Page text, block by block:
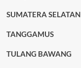
SUMATERA SELATAN
TANGGAMUS
TULANG BAWANG